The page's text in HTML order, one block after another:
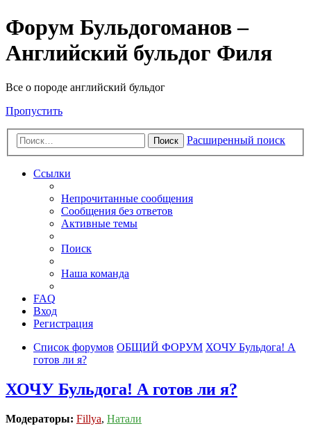
Форум Бульдогоманов –
Английский бульдог Филя
Все о породе английский бульдог
Пропустить
Поиск Расширенный поиск
Ссылки
Непрочитанные сообщения
Сообщения без ответов
Активные темы
Поиск
Наша команда
FAQ
Вход
Регистрация
Список форумов ОБЩИЙ ФОРУМ ХОЧУ Бульдога! А
готов ли я?
ХОЧУ Бульдога! А готов ли я?
Модераторы: Fillya, Натали